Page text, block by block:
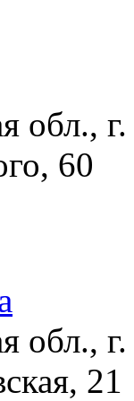
обл.,
60
обл.,
21